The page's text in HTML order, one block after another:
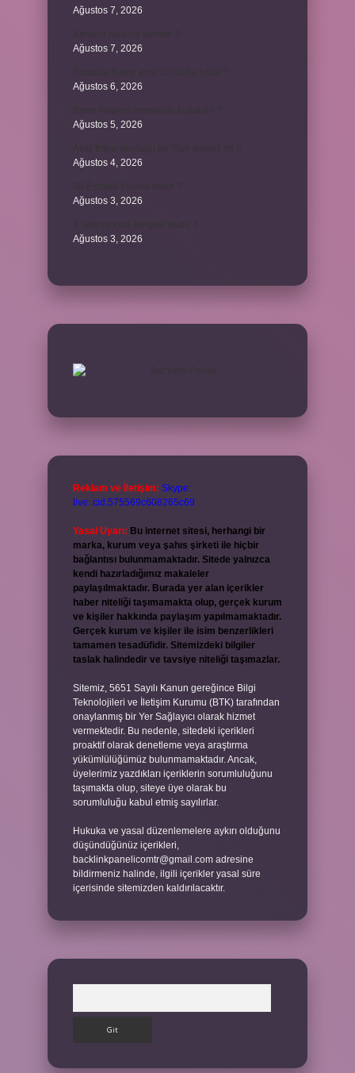
Ağustos 7, 2026
Ağustos 7, 2026
Ağustos 6, 2026
Ağustos 5, 2026
Ağustos 4, 2026
Ağustos 3, 2026
Ağustos 3, 2026
Reklam ve İletişim: Skype:
live:.cid.575569c608265c69
Yasal Uyarı: Bu internet sitesi, herhangi bir
marka, kurum veya şahıs şirketi ile hiçbir
bağlantısı bulunmamaktadır. Sitede yalnızca
kendi hazırladığımız makaleler
paylaşılmaktadır. Burada yer alan içerikler
haber niteliği taşımamakta olup, gerçek kurum
ve kişiler hakkında paylaşım yapılmamaktadır.
Gerçek kurum ve kişiler ile isim benzerlikleri
tamamen tesadüfidir. Sitemizdeki bilgiler
taslak halindedir ve tavsiye niteliği taşımazlar.
Sitemiz, 5651 Sayılı Kanun gereğince Bilgi
Teknolojileri ve İletişim Kurumu (BTK) tarafından
onaylanmış bir Yer Sağlayıcı olarak hizmet
vermektedir. Bu nedenle, sitedeki içerikleri
proaktif olarak denetleme veya araştırma
yükümlülüğümüz bulunmamaktadır. Ancak,
üyelerimiz yazdıkları içeriklerin sorumluluğunu
taşımakta olup, siteye üye olarak bu
sorumluluğu kabul etmiş sayılırlar.
Hukuka ve yasal düzenlemelere aykırı olduğunu
düşündüğünüz içerikleri,
backlinkpanelicomtr@gmail.com adresine
bildirmeniz halinde, ilgili içerikler yasal süre
içerisinde sitemizden kaldırılacaktır.